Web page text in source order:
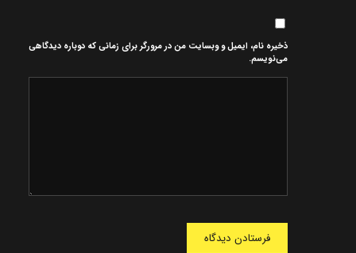
ذخیره نام، ایمیل و وبسایت من در مرورگر برای زمانی که دوباره دیدگاهی
می‌نویسم.